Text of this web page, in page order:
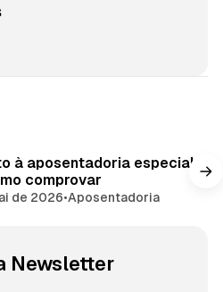
à aposentadoria especial?
comprovar
de 2026•Aposentadoria
Newsletter